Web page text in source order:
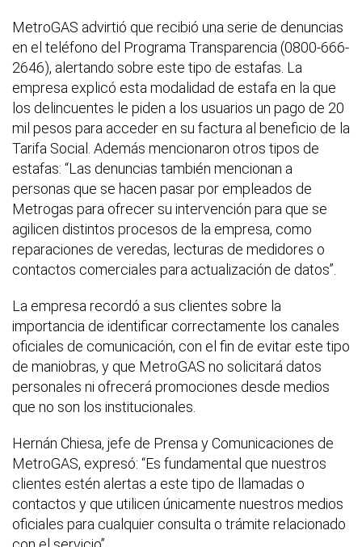
MetroGAS advirtió que recibió una serie de denuncias
en el teléfono del Programa Transparencia (0800-666-
2646), alertando sobre este tipo de estafas. La
empresa explicó esta modalidad de estafa en la que
los delincuentes le piden a los usuarios un pago de 20
mil pesos para acceder en su factura al beneficio de la
Tarifa Social. Además mencionaron otros tipos de
estafas: “Las denuncias también mencionan a
personas que se hacen pasar por empleados de
Metrogas para ofrecer su intervención para que se
agilicen distintos procesos de la empresa, como
reparaciones de veredas, lecturas de medidores o
contactos comerciales para actualización de datos”.
La empresa recordó a sus clientes sobre la
importancia de identificar correctamente los canales
oficiales de comunicación, con el fin de evitar este tipo
de maniobras, y que MetroGAS no solicitará datos
personales ni ofrecerá promociones desde medios
que no son los institucionales.
Hernán Chiesa, jefe de Prensa y Comunicaciones de
MetroGAS, expresó: “Es fundamental que nuestros
clientes estén alertas a este tipo de llamadas o
contactos y que utilicen únicamente nuestros medios
oficiales para cualquier consulta o trámite relacionado